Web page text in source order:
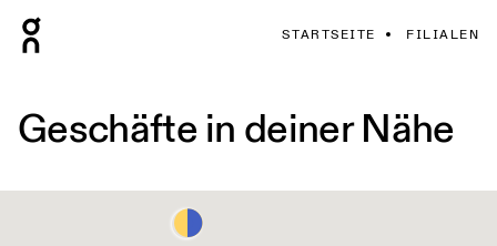
STARTSEITE FILIALEN
Geschäfte in deiner Nähe